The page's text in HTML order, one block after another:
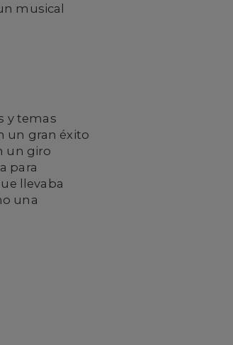
musical
y temas
un gran éxito
un giro
para
llevaba
una